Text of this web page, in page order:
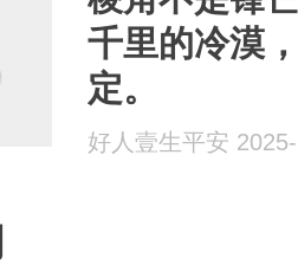
千里的冷漠
定。
好人壹生平安